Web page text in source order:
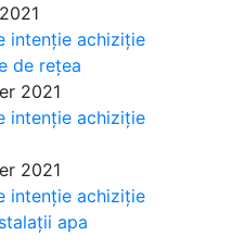
intenție achiziție
de rețea
2021
intenție achiziție
2021
intenție achiziție
apa